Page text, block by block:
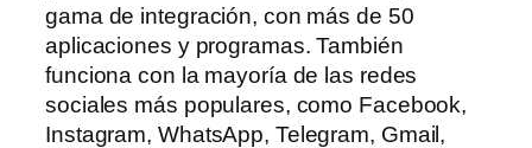
gama de integración, con más de 50
aplicaciones y programas. También
funciona con la mayoría de las redes
sociales más populares, como Facebook,
Instagram, WhatsApp, Telegram, Gmail,